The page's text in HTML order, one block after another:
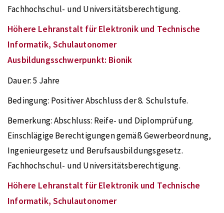
Fachhochschul- und Universitätsberechtigung.
Höhere Lehranstalt für Elektronik und Technische
Informatik, Schulautonomer
Ausbildungsschwerpunkt: Bionik
Dauer:5 Jahre
Bedingung: Positiver Abschluss der 8. Schulstufe.
Bemerkung:Abschluss: Reife- und Diplomprüfung.
Einschlägige Berechtigungen gemäß Gewerbeordnung,
Ingenieurgesetz und Berufsausbildungsgesetz.
Fachhochschul- und Universitätsberechtigung.
Höhere Lehranstalt für Elektronik und Technische
Informatik, Schulautonomer